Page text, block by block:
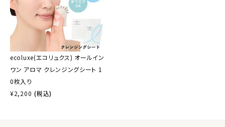
ecoluxe(エコリュクス) オールイン
ワン アロマ クレンジングシート 1
0枚入り
¥2,200 (税込)